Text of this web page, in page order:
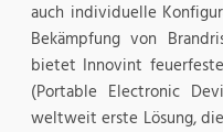
auch individuelle
Bekämpfung von
bietet Innovint
(Portable Electronic
weltweit erste Lösung,